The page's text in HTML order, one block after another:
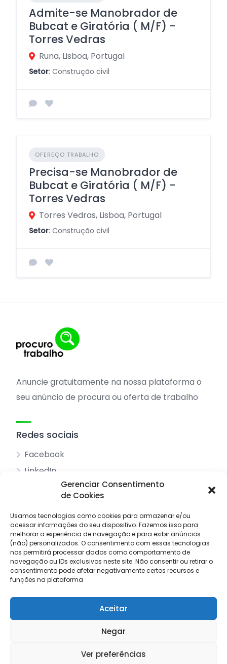
Gerenciar Consentimento
de Cookies
Usamos tecnologias como cookies para armazenar e/ou
acessar informações do seu dispositivo. Fazemos isso para
melhorar a experiência de navegação e para exibir anúncios
(não) personalizados. O consentimento com essas tecnologias
nos permitirá processar dados como comportamento de
navegação ou IDs exclusivos neste site. Não consentir ou retirar o
consentimento pode afetar negativamente certos recursos e
funções na plataforma
Aceitar
Negar
Ver preferências
Admite-se Manobrador de
Bubcat e Giratória ( M/F) -
Torres Vedras
Runa, Lisboa, Portugal
Setor: Construção civil
OFEREÇO TRABALHO
Precisa-se Manobrador de
Bubcat e Giratória ( M/F) -
Torres Vedras
Torres Vedras, Lisboa, Portugal
Setor: Construção civil
Anuncie gratuitamente na nossa plataforma o
seu anúncio de procura ou oferta de trabalho
Redes sociais
Facebook
LinkedIn
Sobre nós
Pesquisar anúncios
Contacto
Livro de reclamações
© 2025 Procuro Trabalho by
Termos e condições
Política de privacidade